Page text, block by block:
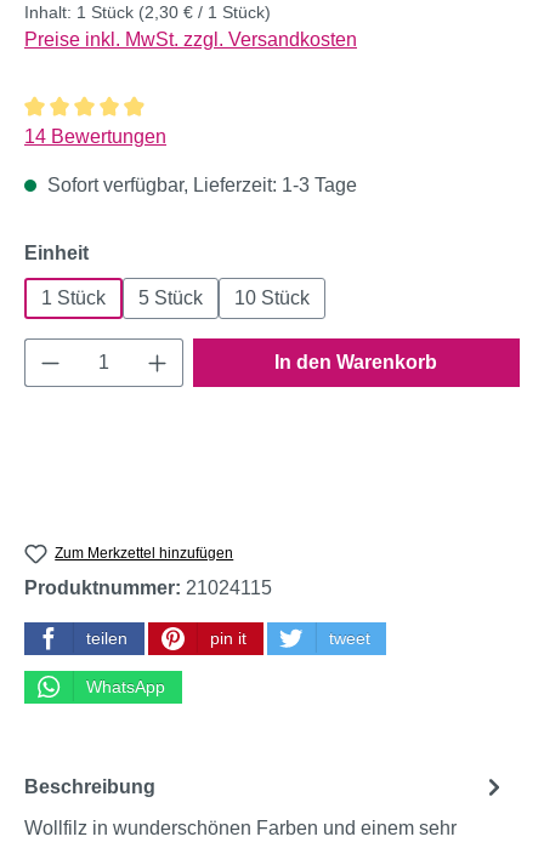
Inhalt: 1 Stück (2,30 € / 1 Stück)
Preise inkl. MwSt. zzgl. Versandkosten
Durchschnittliche Bewertung von 4.93 von 5 Sternen
14 Bewertungen
Sofort verfügbar, Lieferzeit: 1-3 Tage
Einheitauswählen
1 Stück 5 Stück 10 Stück
Produkt Anzahl: Gib den gewünschten
In den Warenkorb
Zum Merkzettel hinzufügen
Produktnummer: 21024115
teilen pin it tweet
WhatsApp
Beschreibung
Wollfilz in wunderschönen Farben und einem sehr